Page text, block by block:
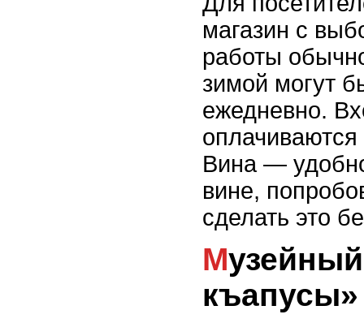
магазин с
работы
зимой могут
ежедневно.
Вина —
вине,
сделать это
Музейный комплекс «Одун-Базар
къапусы»